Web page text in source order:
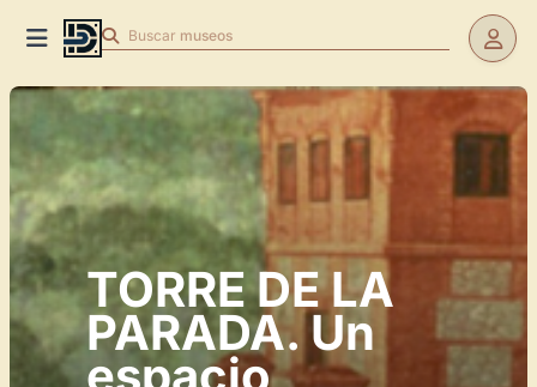
Buscar museos
TORRE DE LA
PARADA. Un